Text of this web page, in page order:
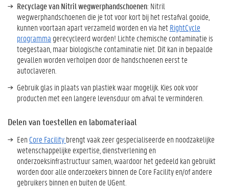
Recyclage van Nitril wegwerphandschoenen: Nitril
wegwerphandschoenen die je tot voor kort bij het restafval gooide,
kunnen voortaan apart verzameld worden en via hetRightCycle
programma gerecycleerd worden! Lichte chemische contaminatie is
toegestaan, maar biologische contaminatie niet. Dit kan in bepaalde
gevallen worden verholpen door de handschoenen eerst te
autoclaveren.
Gebruik glas in plaats van plastiek waar mogelijk. Kies ook voor
producten met een langere levensduur om afval te verminderen
Delen van toestellen en labomateriaal
Een Core Facilitybrengt vaak zeer gespecialiseerde en noodzakelijke
wetenschappelijke expertise, dienstverlening en
onderzoeksinfrastructuur samen, waardoor het gedeeld kan gebruikt
worden door alle onderzoekers binnen de Core Facility en/of andere
gebruikers binnen en buiten de UGent.